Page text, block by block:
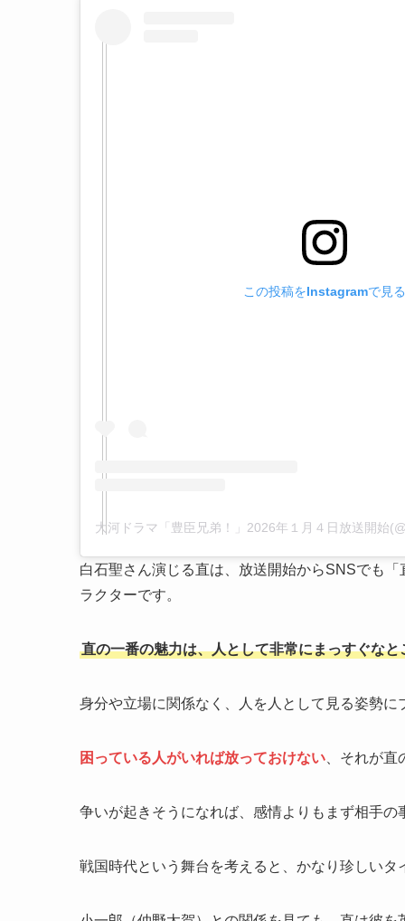
この投稿をInstagramで見る
白石聖さん演じる直は、放送開始からSNSでも
ラクターです。
直の一番の魅力は、人として非常にまっすぐなと
身分や立場に関係なく、人を人として見る姿勢に
困っている人がいれば放っておけない 、それが
争いが起きそうになれば、感情よりもまず相手の
戦国時代という舞台を考えると、かなり珍しいタ